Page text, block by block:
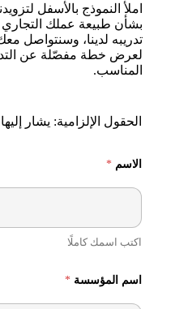
املأ النموذج بالأسفل
بشأن طبيعة عملك التجاري
لعرض خطة مفصّلة عن
المناسب.
الحقول الإلزامية: يشار
الاسم*
اكتب اسمك كاملًا
اسم المؤسسة*